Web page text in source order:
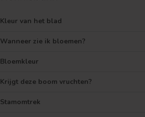
Kleur van het blad
Wanneer zie ik bloemen?
Bloemkleur
Krijgt deze boom vruchten?
Stamomtrek